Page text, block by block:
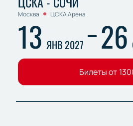
Москва ЦСКА Арена
13 ЯНВ 2027 26
Билеты от